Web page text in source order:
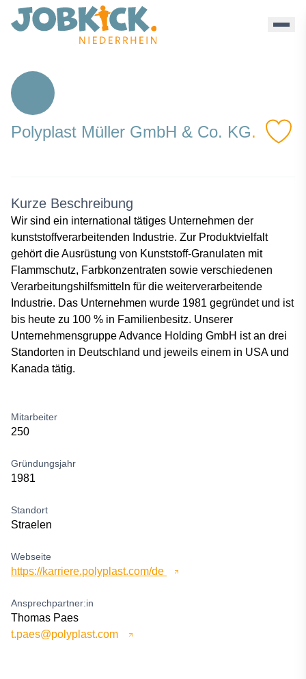
Polyplast Mller Gmbh - Jobkick Niederrhein
Polyplast Müller GmbH & Co. KG.
Kurze Beschreibung
Wir sind ein international tätiges Unternehmen der
kunststoffverarbeitenden Industrie. Zur Produktvielfalt
gehört die Ausrüstung von Kunststoff-Granulaten mit
Flammschutz, Farbkonzentraten sowie verschiedenen
Verarbeitungshilfsmitteln für die weiterverarbeitende
Industrie. Das Unternehmen wurde 1981 gegründet und ist
bis heute zu 100 % in Familienbesitz. Unserer
Unternehmensgruppe Advance Holding GmbH ist an drei
Standorten in Deutschland und jeweils einem in USA und
Kanada tätig.
Mitarbeiter
250
Gründungsjahr
1981
Standort
Straelen
Webseite
https://karriere.polyplast.com/de
Ansprechpartner:in
Thomas Paes
t.paes@polyplast.com